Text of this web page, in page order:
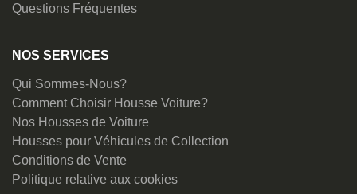
Questions Fréquentes
NOS SERVICES
Qui Sommes-Nous?
Comment Choisir Housse Voiture?
Nos Housses de Voiture
Housses pour Véhicules de Collection
Conditions de Vente
Politique relative aux cookies